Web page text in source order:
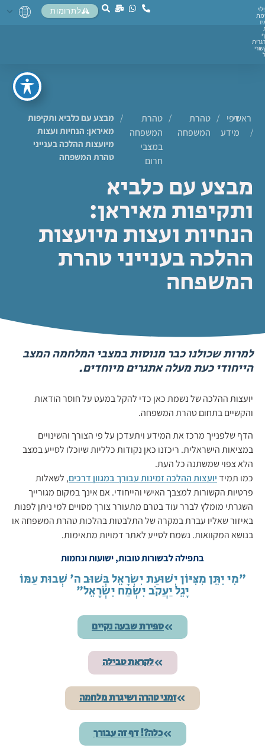
לתרומות
ראשי
/
דפי
מידע
/ טהרת
המשפחה
/ טהרת
המשפחה
במצבי
חרום
/
מבצע עם כלביא ותקיפות
מאיראן: הנחיות ועצות
מיועצות ההלכה בענייני
טהרת המשפחה
מבצע עם כלביא
ותקיפות מאיראן:
הנחיות ועצות מיועצות
ההלכה בענייני טהרת
המשפחה
למרות שכולנו כבר מנוסות במצבי המלחמה המצב
הייחודי כעת מעלה אתגרים מיוחדים.
יועצות ההלכה של נשמת כאן כדי להקל במעט על חוסר הודאות
והקשיים בתחום טהרת המשפחה.
הדף שלפנייך מרכז את המידע ויתעדכן על פי הצורך והשינויים
במציאות הישראלית. ריכזנו כאן נקודות כלליות שיוכלו לסייע במצב
הלא צפוי שמשתנה כל העת.
כמו תמידיועצות ההלכה זמינות עבורך במגוון דרכים, לשאלות
פרטיות הקשורות למצבך האישי והייחודי. אם אינך במקום מגורייך
השגרתי מומלץ לברר עוד בטרם מתעורר צורך מסויים למי ניתן לפנות
באיזור שאליו עברת במקרה של התלבטות בהלכות טהרת המשפחה או
בנושא המקוואות. נשמח לסייע לאתר דמויות מתאימות.
בתפילה לבשורות טובות, ישועות ונחמות
"מִי יִתֵּן מִצִּיּוֹן יְשׁוּעַת יִשְׂרָאֵל בְּשׁוּב ה' שְׁבוּת עַמּוֹ
יָגֵל יַעֲקֹב יִשְׂמַח יִשְׂרָאֵל"
ספירת שבעה נקיים
לקראת טבילה
זמני טהרה ושיגרת מלחמה
כלה?! דף זה עבורך